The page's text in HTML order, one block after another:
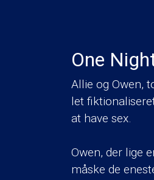
One
Allie og Owen,
let
at have sex.
Owen, der lige
måske de